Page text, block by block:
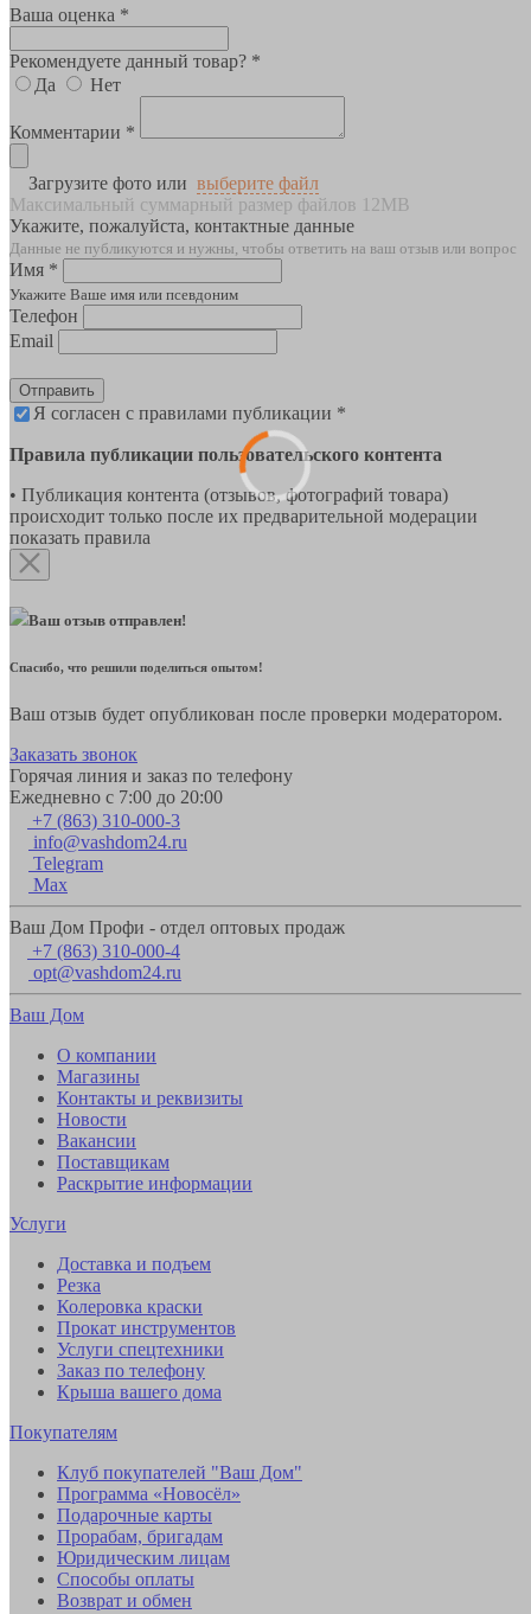
Ваша оценка *
Рекомендуете данный товар? *
Да
Нет
Комментарии *
Загрузите фото или выберите файл
Максимальный суммарный размер файлов 12MB
Укажите, пожалуйста, контактные данные
Данные не публикуются и нужны, чтобы ответить на ваш отзыв или вопрос
Имя *
Укажите Ваше имя или псевдоним
Телефон
Email
Отправить
Я согласен с правилами публикации *
Правила публикации пользовательского контента
• Публикация контента (отзывов, фотографий товара)
происходит только после их предварительной модерации
показать правила
Ваш отзыв отправлен!
Спасибо, что решили поделиться опытом!
Ваш отзыв будет опубликован после проверки модератором.
Заказать звонок
Горячая линия и заказ по телефону
Ежедневно с 7:00 до 20:00
+7 (863) 310-000-3
info@vashdom24.ru
Telegram
Max
Ваш Дом Профи - отдел оптовых продаж
+7 (863) 310-000-4
opt@vashdom24.ru
Ваш Дом
О компании
Магазины
Контакты и реквизиты
Новости
Вакансии
Поставщикам
Раскрытие информации
Услуги
Доставка и подъем
Резка
Колеровка краски
Прокат инструментов
Услуги спецтехники
Заказ по телефону
Крыша вашего дома
Покупателям
Клуб покупателей "Ваш Дом"
Программа «Новосёл»
Подарочные карты
Прорабам, бригадам
Юридическим лицам
Способы оплаты
Возврат и обмен